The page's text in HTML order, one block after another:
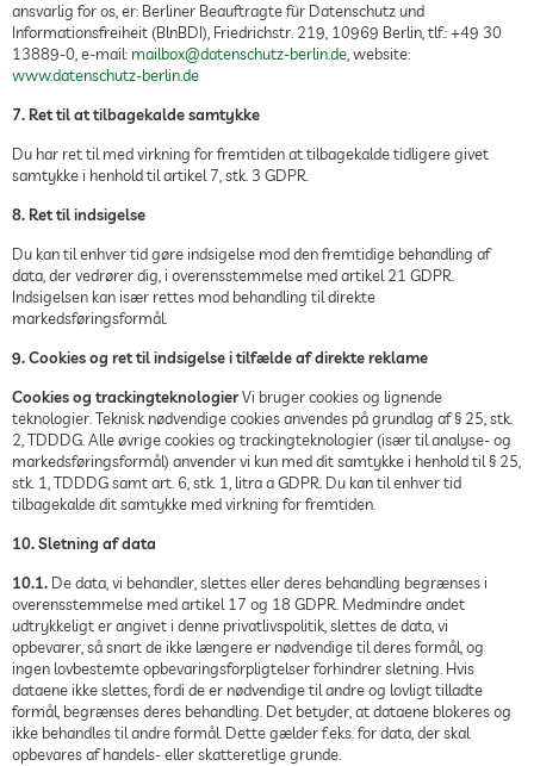
ansvarlig for os, er: Berliner Beauftragte für Datenschutz und
Informationsfreiheit (BlnBDI), Friedrichstr. 219, 10969 Berlin, tlf.: +49 30
13889-0, e-mail: mailbox@datenschutz-berlin.de , website:
www.datenschutz-berlin.de
7. Ret til at tilbagekalde samtykke
Du har ret til med virkning for fremtiden at tilbagekalde tidligere givet
samtykke i henhold til artikel 7, stk. 3 GDPR.
8. Ret til indsigelse
Du kan til enhver tid gøre indsigelse mod den fremtidige behandling af
data, der vedrører dig, i overensstemmelse med artikel 21 GDPR.
Indsigelsen kan især rettes mod behandling til direkte
markedsføringsformål.
9. Cookies og ret til indsigelse i tilfælde af direkte reklame
Cookies og trackingteknologierVi bruger cookies og lignende
teknologier. Teknisk nødvendige cookies anvendes på grundlag af § 25, stk.
2, TDDDG. Alle øvrige cookies og trackingteknologier (især til analyse- og
markedsføringsformål) anvender vi kun med dit samtykke i henhold til § 25,
stk. 1, TDDDG samt art. 6, stk. 1, litra a GDPR. Du kan til enhver tid
tilbagekalde dit samtykke med virkning for fremtiden.
10. Sletning af data
10.1. De data, vi behandler, slettes eller deres behandling begrænses i
overensstemmelse med artikel 17 og 18 GDPR. Medmindre andet
udtrykkeligt er angivet i denne privatlivspolitik, slettes de data, vi
opbevarer, så snart de ikke længere er nødvendige til deres formål, og
ingen lovbestemte opbevaringsforpligtelser forhindrer sletning. Hvis
dataene ikke slettes, fordi de er nødvendige til andre og lovligt tilladte
formål, begrænses deres behandling. Det betyder, at dataene blokeres og
ikke behandles til andre formål. Dette gælder f.eks. for data, der skal
opbevares af handels- eller skatteretlige grunde.